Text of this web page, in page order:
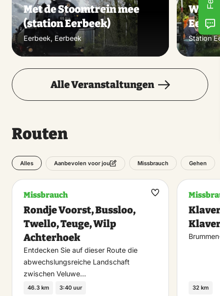
Met de Stoomtrein mee
(station Eerbeek)
Eerbeek, Eerbeek Station
Alle Veranstaltungen
Routen
Alles Aanbevolen voor jou Missbrauch Gehen
Missbrauch
Rondje Voorst, Bussloo,
Twello, Teuge, Wilp
Achterhoek
Entdecken Sie auf dieser Route die
abwechslungsreiche Landschaft
zwischen Veluwe…
46.3 km 3:40 uur
Maak
32 km